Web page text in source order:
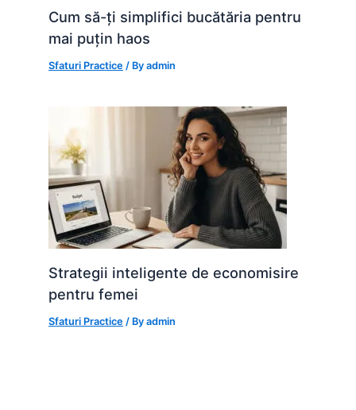
Cum să-ți simplifici bucătăria pentru
mai puțin haos
Sfaturi Practice / Byadmin
Strategii inteligente de economisire
pentru femei
Sfaturi Practice / Byadmin